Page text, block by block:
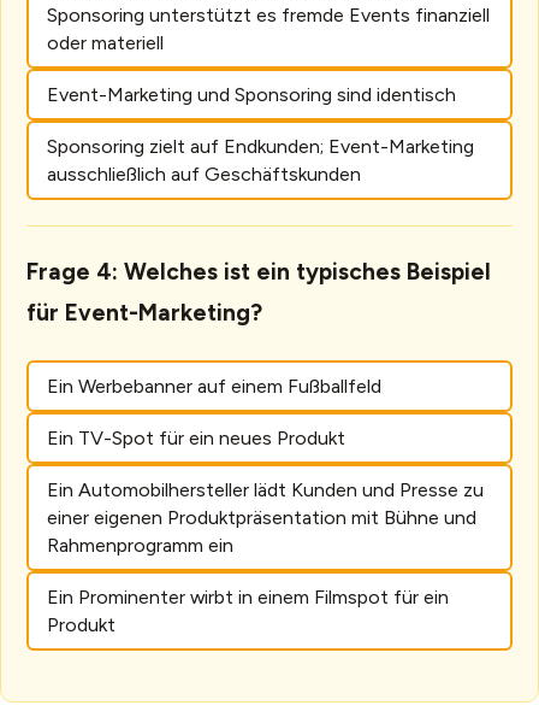
Sponsoring unterstützt es fremde Events finanziell
oder materiell
Event-Marketing und Sponsoring sind identisch
Sponsoring zielt auf Endkunden; Event-Marketing
ausschließlich auf Geschäftskunden
Frage 4: Welches ist ein typisches Beispiel
für Event-Marketing?
Ein Werbebanner auf einem Fußballfeld
Ein TV-Spot für ein neues Produkt
Ein Automobilhersteller lädt Kunden und Presse zu
einer eigenen Produktpräsentation mit Bühne und
Rahmenprogramm ein
Ein Prominenter wirbt in einem Filmspot für ein
Produkt